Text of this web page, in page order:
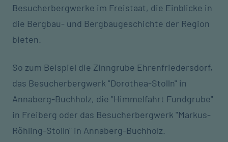
Besucherbergwerke im Freistaat, die Einblicke in
die Bergbau- und Bergbaugeschichte der Region
bieten.
So zum Beispiel die Zinngrube Ehrenfriedersdorf,
das Besucherbergwerk "Dorothea-Stolln" in
Annaberg-Buchholz, die "Himmelfahrt Fundgrube"
in Freiberg oder das Besucherbergwerk "Markus-
Röhling-Stolln" in Annaberg-Buchholz.